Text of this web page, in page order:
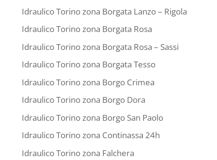
Idraulico Torino zona Borgata Lanzo – Rigola
Idraulico Torino zona Borgata Rosa
Idraulico Torino zona Borgata Rosa – Sassi
Idraulico Torino zona Borgata Tesso
Idraulico Torino zona Borgo Crimea
Idraulico Torino zona Borgo Dora
Idraulico Torino zona Borgo San Paolo
Idraulico Torino zona Continassa 24h
Idraulico Torino zona Falchera